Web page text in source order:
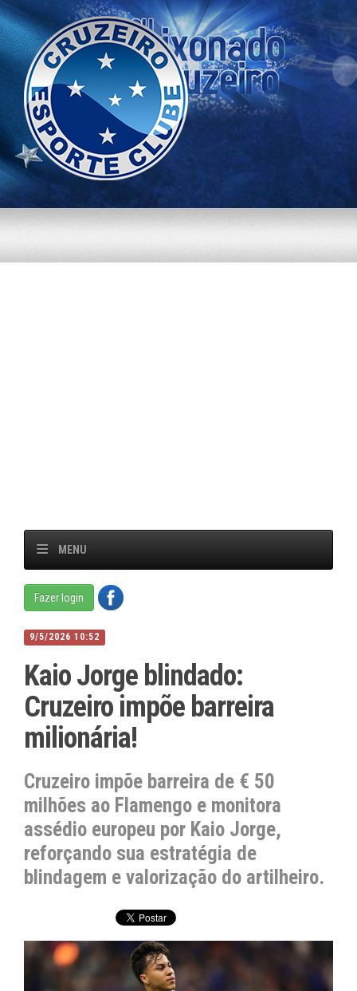
MENU
Fazer login
9/5/2026 10:52
Kaio Jorge blindado:
Cruzeiro impõe barreira
milionária!
Cruzeiro impõe barreira de € 50
milhões ao Flamengo e monitora
assédio europeu por Kaio Jorge,
reforçando sua estratégia de
blindagem e valorização do artilheiro.